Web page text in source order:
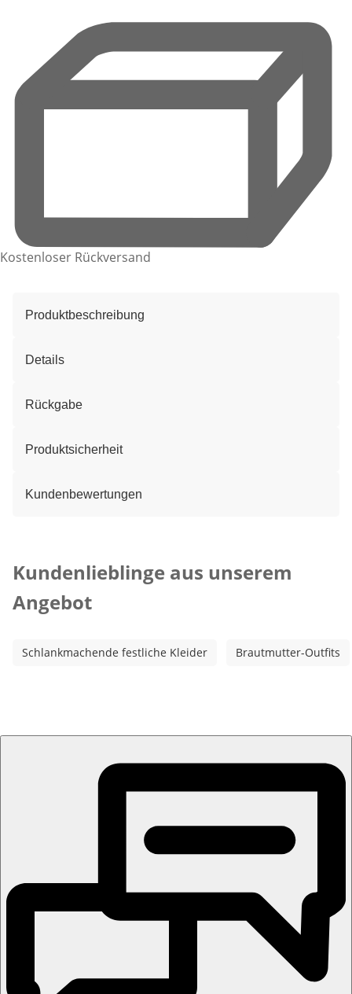
Kostenloser Rückversand
Produktbeschreibung
Details
Rückgabe
Produktsicherheit
Kundenbewertungen
Kundenlieblinge aus unserem
Angebot
Schlankmachende festliche Kleider Brautmutter-Outfits